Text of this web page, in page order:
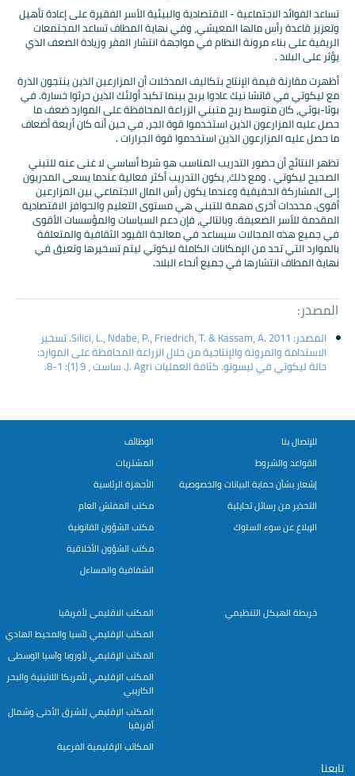
تساعد الفوائد الاجتماعية - الاقتصادية والبيئية الأسر الفقيرة على إعادة تأهيل
وتعزيز قاعدة رأس مالها المعيشي، وفي نهاية المطاف تساعد المجتمعات
الريفية على بناء مرونة النظام في مواجهة انتشار الفقر وزيادة الضعف الذي
يؤثر على البلاد .
أظهرت مقارنة قيمة الإنتاج بتكاليف المدخلات أن المزارعين الذين ينتجون الذرة
مع ليكوتي في قاتشا نيك عادوا بربح بينما تكبد أولئك الذين حرثوا خسارة. في
بوثا-بوثي، كان متوسط ربح متبني الزراعة المحافظة على الموارد ضعف ما
حصل عليه المزارعون الذين استخدموا قوة الجر، في حين أنه كان أربعة أضعاف
ما حصل عليه المزارعون الذين استخدموا قوة الجرارات .
تظهر النتائج أن حضور التدريب المناسب هو شرط أساسي لا غنى عنه للتبني
الصحيح ليكوتي . ومع ذلك، يكون التدريب أكثر فعالية عندما يسعى المدربون
إلى المشاركة الحقيقية وعندما يكون رأس المال الاجتماعي بين المزارعين
أقوى. محددات أخرى مهمة للتبني هي مستوى التعليم والحوافز الاقتصادية
المقدمة للأسر الضعيفة. وبالتالي، فإن دعم السياسات والمؤسسات الأقوى
في جميع هذه المجالات سيساعد في معالجة القيود الثقافية والمتعلقة
بالموارد التي تحد من الإمكانات الكاملة ليكوتي ليتم تسخيرها وتعيق في
نهاية المطاف انتشارها في جميع أنحاء البلاد.
المصدر:
المصدر: Silici، L.، Ndabe، P.، Friedrich، T. & Kassam، A. 2011. تسخير
الاستدامة والمرونة والإنتاجية من خلال الزراعة المحافظة على الموارد:
حالة ليكوتي في ليسوتو. كثافة العمليات J. Agri. ساست ، 9 (1): 1-8.
الوظائف
المشتريات
الأجهزة الرئاسية
مكتب المفتش العام
مكتب الشؤون القانونية
مكتب الشؤون الأخلاقية
الشفافية والمساءل
للإتصال بنا
القواعد والشروط
إشعار بشأن حماية البيانات والخصوصية
التحذير من رسائل تحايلية
الإبلاغ عن سوء السلوك
المكتب الاقليمى لأفريقيا
المكتب الإقليمي لآسيا والمحيط الهادي
المكتب الإقليمي لأوروبا وآسيا الوسطى
المكتب الإقليمي لأمريكا اللاتينية والبحر
الكاريبي
المكتب الإقليمي للشرق الأدنى وشمال
أفريقيا
المكاتب الإقليمية الفرعية
خريطة الهيكل التنظيمي
تابعنا